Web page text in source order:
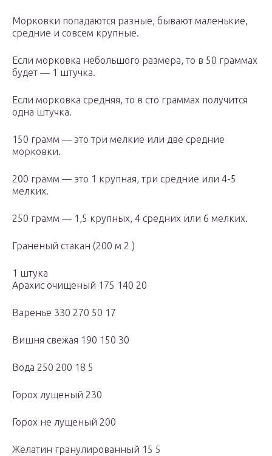
Морковки попадаются разные, бывают маленькие,
средние и совсем крупные.
Если морковка небольшого размера, то в 50 граммах
будет — 1 штучка.
Если морковка средняя, то в сто граммах получится
одна штучка.
150 грамм — это три мелкие или две средние
морковки.
200 грамм — это 1 крупная, три средние или 4-5
мелких.
250 грамм — 1,5 крупных, 4 средних или 6 мелких.
Граненый стакан (200 м 2 )
1 штука
Арахис очищеный 175 140 20
Варенье 330 270 50 17
Вишня свежая 190 150 30
Вода 250 200 18 5
Горох лущеный 230
Горох не лущеный 200
Желатин гранулированный 15 5